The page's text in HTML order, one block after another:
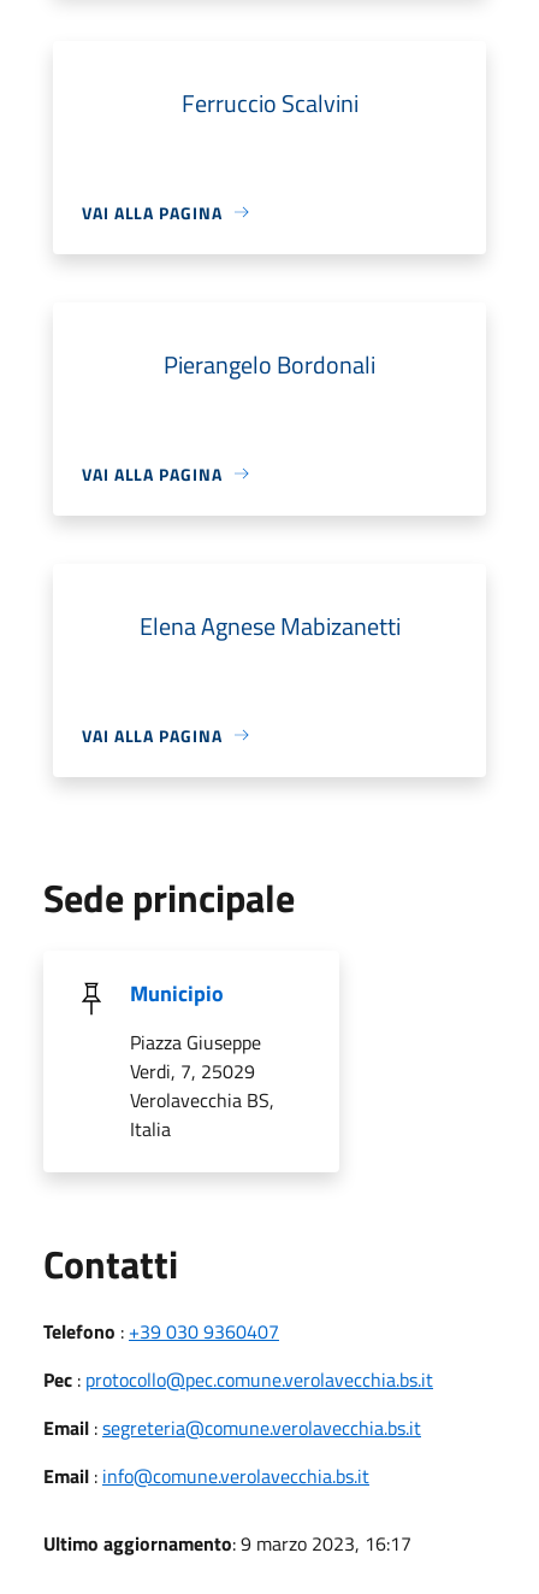
Ferruccio Scalvini
VAI ALLA PAGINA
Pierangelo Bordonali
VAI ALLA PAGINA
Elena Agnese Mabizanetti
VAI ALLA PAGINA
Sede principale
Municipio
Piazza Giuseppe
Verdi, 7, 25029
Verolavecchia BS,
Italia
Contatti
Telefono : +39 030 9360407
Pec : protocollo@pec.comune.verolavecchia.bs.it
Email :segreteria@comune.verolavecchia.bs.it
Email : info@comune.verolavecchia.bs.it
Ultimo aggiornamento: 9 marzo 2023, 16:17